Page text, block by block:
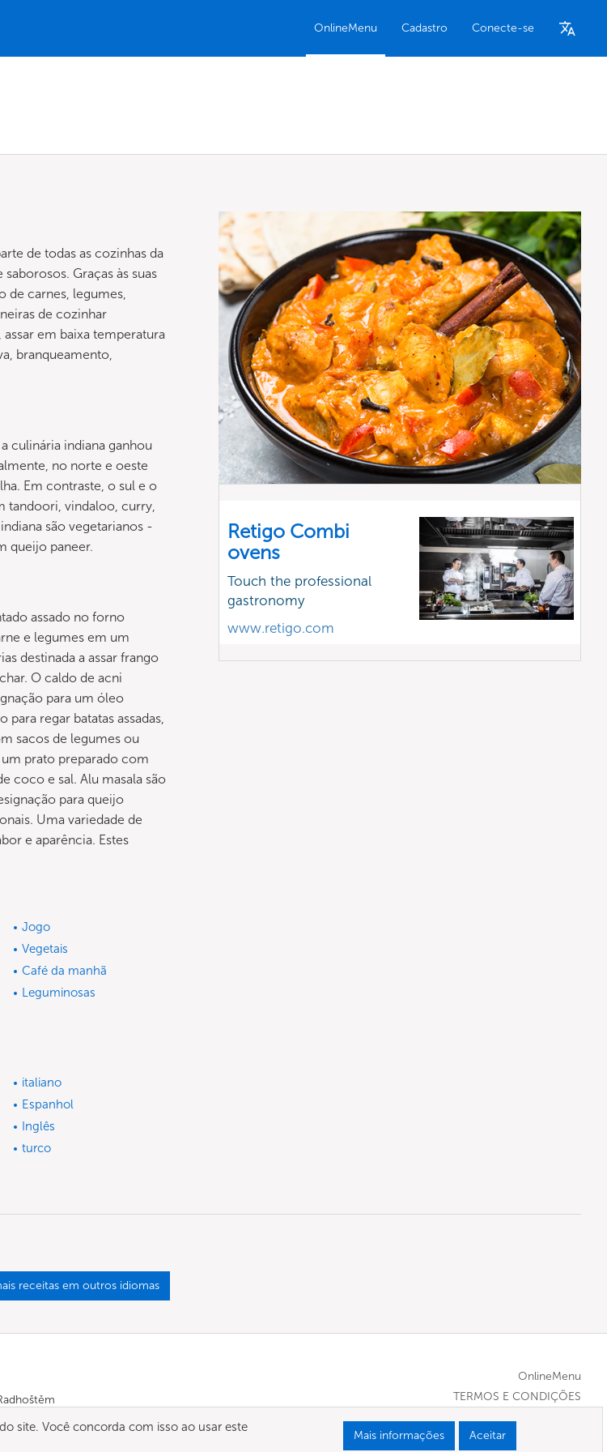
OnlineMenu Cadastro Conecte-se
de todas as cozinhas da
Graças às suas
de carnes, legumes,
de cozinhar
em baixa temperatura
branqueamento,
culinária indiana ganhou
no norte e oeste
Em contraste, o sul e o
tandoori, vindaloo, curry,
são vegetarianos -
queijo paneer.
assado no forno
e legumes em um
destinada a assar frango
O caldo de acni
para um óleo
regar batatas assadas,
sacos de legumes ou
prato preparado com
coco e sal. Alu masala são
para queijo
Uma variedade de
e aparência. Estes
Retigo Combi
ovens
Touch the professional
gastronomy
www.retigo.com
Jogo
Vegetais
Café da manhã
Leguminosas
italiano
Espanhol
Inglês
turco
receitas em outros idiomas
OnlineMenu
TERMOS E CONDIÇÕES
site. Você concorda com isso ao usar este
Mais informações Aceitar